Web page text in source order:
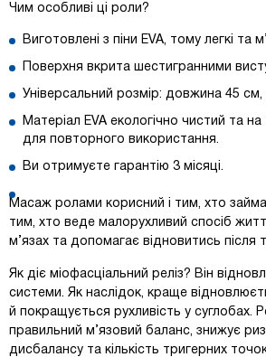
Чим особливі ці роли?
Виготовлені з піни EVA, тому легкі та
Поверхня вкрита шестигранними
Універсальний розмір: довжина 45
Матеріал EVA екологічно чистий та
для повторного використання.
Ви отримуєте гарантію 3 місяці.
Масаж ролами корисний і тим, хто
тим, хто веде малорухливий спосіб
м’язах та допомагає відновитись після
Як діє міофасціальний реліз? Він
системи. Як наслідок, краще
й покращується рухливість у суглобах.
правильний м’язовий баланс, знижує
дисбалансу та кількість тригерних